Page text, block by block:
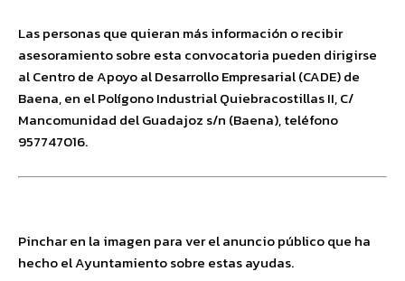
Las personas que quieran más información o recibir
asesoramiento sobre esta convocatoria pueden dirigirse
al Centro de Apoyo al Desarrollo Empresarial (CADE) de
Baena, en el Polígono Industrial Quiebracostillas II, C/
Mancomunidad del Guadajoz s/n (Baena), teléfono
957747016.
Pinchar en la imagen para ver el anuncio público que ha
hecho el Ayuntamiento sobre estas ayudas.